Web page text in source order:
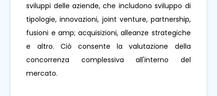
sviluppi delle aziende, che includono sviluppo di
tipologie, innovazioni, joint venture, partnership,
fusioni e amp; acquisizioni, alleanze strategiche
e altro. Ciò consente la valutazione della
concorrenza complessiva all'interno del
mercato.